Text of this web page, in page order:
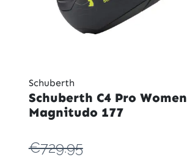
Schuberth
Schuberth C4 Pro Women
Magnitudo 177
€729.95